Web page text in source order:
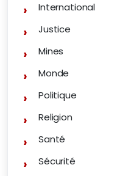
International
Justice
Mines
Monde
Politique
Religion
Santé
Sécurité